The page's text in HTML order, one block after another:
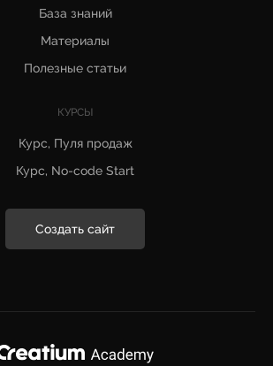
База знаний
Материалы
Полезные статьи
КУРСЫ
Курс, Пуля продаж
Курс, No-code Start
Создать сайт